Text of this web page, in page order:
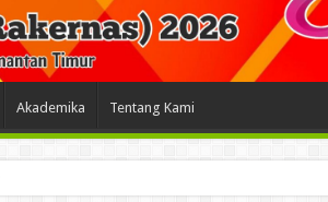
Akademika Tentang Kami